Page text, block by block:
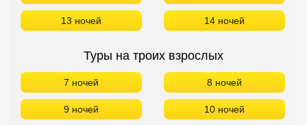
13 ночей 14 ночей
Туры на троих взрослых
7 ночей 8 ночей
9 ночей 10 ночей